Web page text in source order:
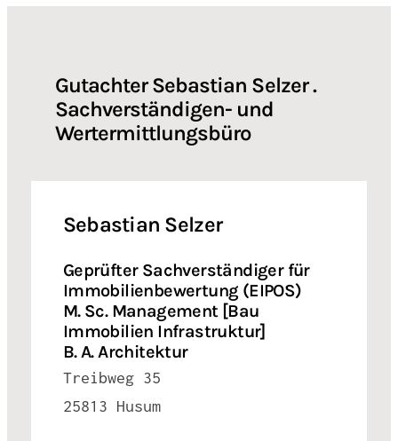
Gutachter Sebastian Selzer .
Sachverständigen- und
Wertermittlungsbüro
Sebastian Selzer
Geprüfter Sachverständiger für
Immobilienbewertung (EIPOS)
M. Sc. Management [Bau
Immobilien Infrastruktur]
B. A. Architektur
Treibweg 35
25813 Husum